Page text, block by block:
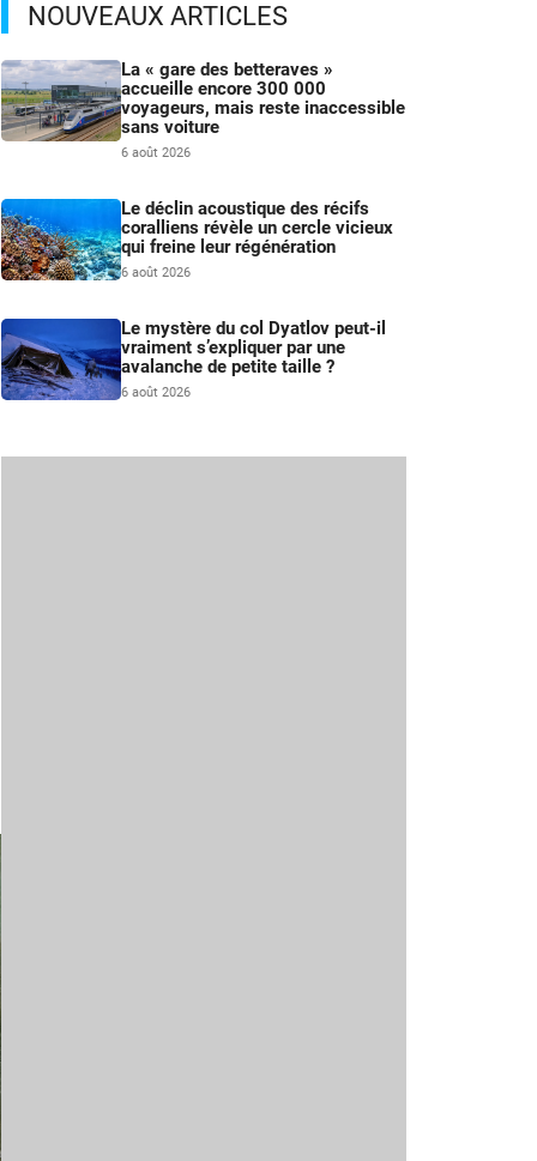
NOUVEAUX ARTICLES
La « gare des betteraves »
accueille encore 300 000
voyageurs, mais reste inaccessible
sans voiture
6 août 2026
Le déclin acoustique des récifs
coralliens révèle un cercle vicieux
qui freine leur régénération
6 août 2026
Le mystère du col Dyatlov peut-il
vraiment s’expliquer par une
avalanche de petite taille ?
6 août 2026